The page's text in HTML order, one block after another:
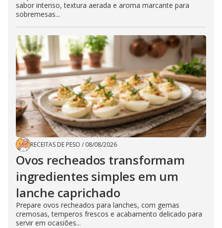
sabor intenso, textura aerada e aroma marcante para
sobremesas...
RECEITAS DE PESO / 08/08/2026
Ovos recheados transformam
ingredientes simples em um
lanche caprichado
Prepare ovos recheados para lanches, com gemas
cremosas, temperos frescos e acabamento delicado para
servir em ocasiões...